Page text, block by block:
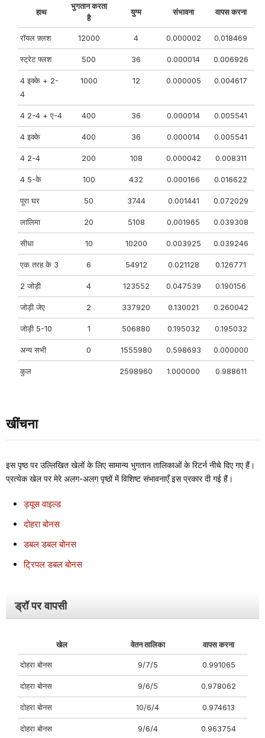
हाथ
भुगतान करता
है
युग्म संभावना वापस करना
रॉयल फ़्लश 12000 4 0.000002 0.018469
स्ट्रेट फ्लश 500 36 0.000014 0.006926
4 इक्के + 2-
4
1000 12 0.000005 0.004617
4 2-4 + ए-4 400 36 0.000014 0.005541
4 इक्के 400 36 0.000014 0.005541
4 2-4 200 108 0.000042 0.008311
4 5-के 100 432 0.000166 0.016622
पूरा घर 50 3744 0.001441 0.072029
लालिमा 20 5108 0.001965 0.039308
सीधा 10 10200 0.003925 0.039246
एक तरह के 3 6 54912 0.021128 0.126771
2 जोड़ी 4 123552 0.047539 0.190156
जोड़ी जेए 2 337920 0.130021 0.260042
जोड़ी 5-10 1 506880 0.195032 0.195032
अन्य सभी 0 1555980 0.598693 0.000000
कुल 2598960 1.000000 0.988611
खींचना
इस पृष्ठ पर उल्लिखित खेलों के लिए सामान्य भुगतान तालिकाओं के रिटर्न नीचे दिए गए हैं।
प्रत्येक खेल पर मेरे अलग-अलग पृष्ठों में विशिष्ट संभावनाएँ इस प्रकार दी गई हैं।
ड्यूस वाइल्ड
दोहरा बोनस
डबल डबल बोनस
ट्रिपल डबल बोनस
ड्रॉ पर वापसी
खेल वेतन तालिका वापस करना
दोहरा बोनस 9/7/5 0.991065
दोहरा बोनस 9/6/5 0.978062
दोहरा बोनस 10/6/4 0.974613
दोहरा बोनस 9/6/4 0.963754